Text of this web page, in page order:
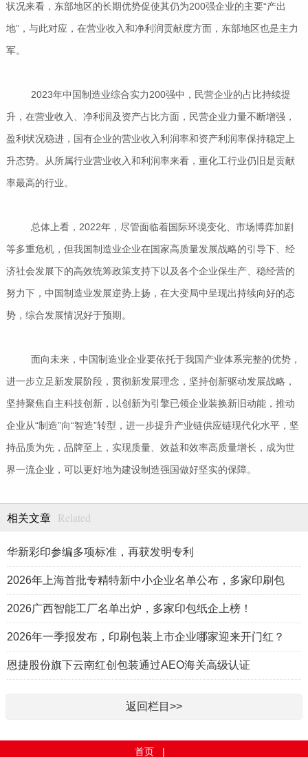
状况来看，东部地区的长期优势促使其仍为200强企业的主要“产出
地”，与此对应，在营业收入和净利润贡献度方面，东部地区也是主力
军。
2023年中国制造业综合实力200强中，民营企业的占比持续提
升，在营业收入、净利润及资产占比方面，民营企业力量不断增强，
盈利状况稳进，国有企业的营业收入利润率和资产利润率保持稳定上
升态势。从所属行业营业收入和利润率来看，重化工行业仍旧是贡献
率最高的行业。
总体上看，2022年，尽管面临着国际环境变化、市场博弈加剧
等多重危机，但我国制造业企业在国家高质量发展战略的引导下、经
济社会发展下的高效统筹政策支持下以及各个企业保生产、稳经营的
努力下，中国制造业发展逆势上扬，在大变局中呈现出持续向好的态
势，综合发展情况好于预期。
面向未来，中国制造业企业要依托于我国产业体系完整的优势，
进一步立足新发展阶段，贯彻新发展理念，坚持创新驱动发展战略，
坚持聚焦自主科技创新，以创新为引擎已领企业装换新旧动能，推动
企业从“制造”向“智造”转型，进一步提升产业链供应链现代化水平，坚
持品质为先，品牌至上，实现质量、效益和效率高质量增长，成为世
界一流企业，可以更好地为建设制造强国做好坚实的保障。
相关文章 Related
华新彩印参编多项标准，再获发明专利
2026年上海首批专精特新中小企业名单公布，多家印刷包
2026广西智能工厂名单出炉，多家印包纸企上榜！
2026年一季报发布，印刷包装上市企业哪家迎来开门红？
恩捷股份旗下云南红创包装通过AEO海关高级认证
返回栏目>>
首页 |